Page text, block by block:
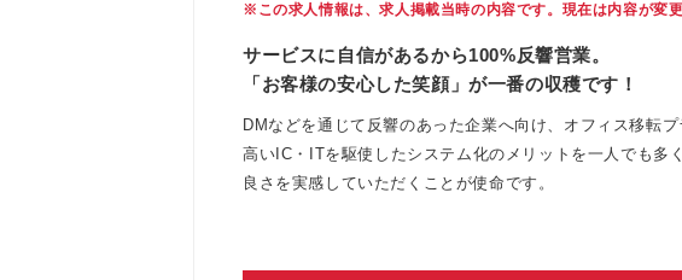
※この求人情報は、求人掲載当時の内容です。現在は内容が変
サービスに自信があるから100%反響営業。
「お客様の安心した笑顔」が一番の収穫です！
DMなどを通じて反響のあった企業へ向け、オフィス移転
高いIC・ITを駆使したシステム化のメリットを一人でも多
良さを実感していただくことが使命です。